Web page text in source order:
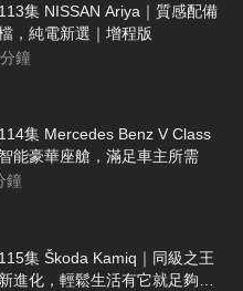
集 NISSAN Ariya｜質感配備
，純電新選｜增程版
分鐘
集 Mercedes Benz V Class
智能豪華座艙，滿足車主所需
鐘
集 Škoda Kamiq｜同級之王
進化，輕鬆生活有它就足夠！